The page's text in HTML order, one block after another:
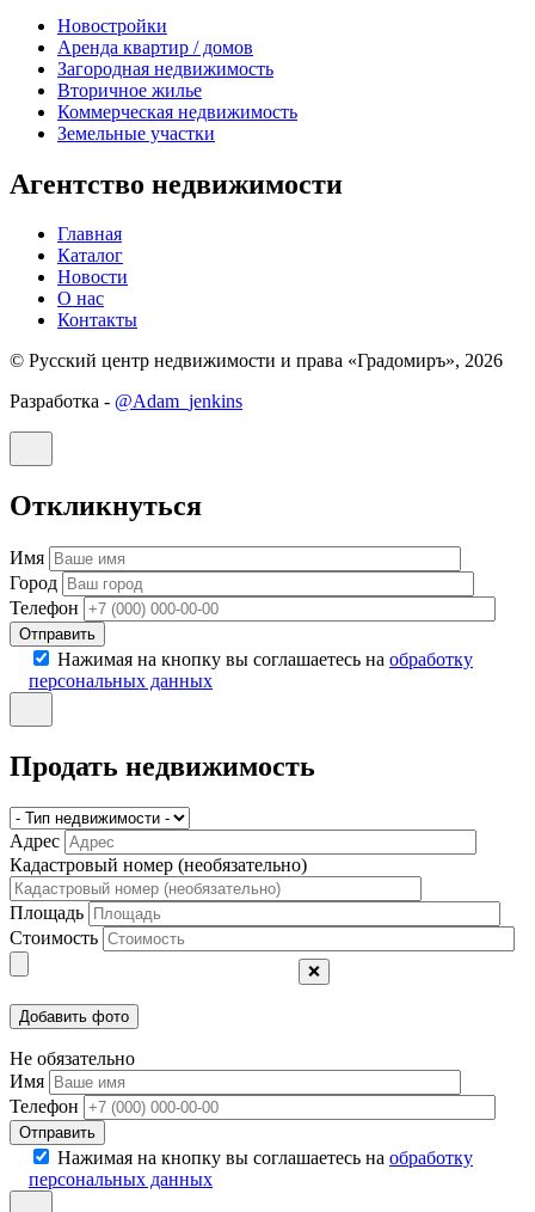
Новостройки
Аренда квартир / домов
Загородная недвижимость
Вторичное жилье
Коммерческая недвижимость
Земельные участки
Агентство недвижимости
Главная
Каталог
Новости
О нас
Контакты
© Русский центр недвижимости и права «Градомиръ», 2026
Разработка - @Adam_jenkins
Откликнуться
Имя
Город
Телефон
Отправить
Нажимая на кнопку вы соглашаетесь на обработку
персональных данных
Продать недвижимость
Адрес
Кадастровый номер (необязательно)
Площадь
Стоимость
❌
Не обязательно
Имя
Телефон
Отправить
Нажимая на кнопку вы соглашаетесь на обработку
персональных данных